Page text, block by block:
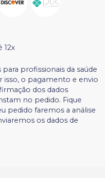
12x
para profissionais da saúde
isso, o pagamento e envio
dos dados
no pedido. Fique
pedido faremos a análise
os dados de